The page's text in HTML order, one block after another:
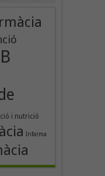
i nutrició
Infarma